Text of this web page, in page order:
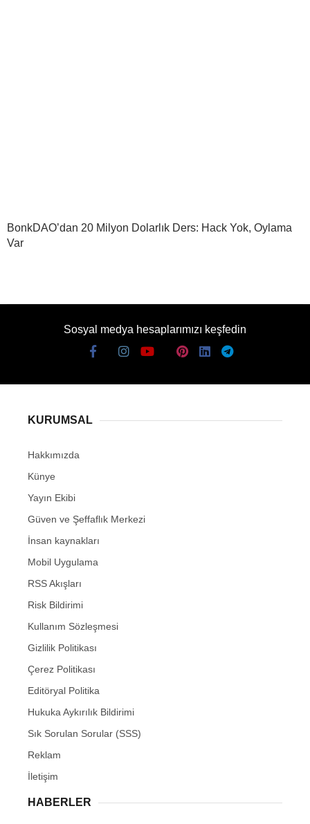
BonkDAO’dan 20 Milyon Dolarlık Ders: Hack Yok, Oylama
Var
Sosyal medya hesaplarımızı keşfedin
KURUMSAL
Hakkımızda
Künye
Yayın Ekibi
Güven ve Şeffaflık Merkezi
İnsan kaynakları
Mobil Uygulama
RSS Akışları
Risk Bildirimi
Kullanım Sözleşmesi
Gizlilik Politikası
Çerez Politikası
Editöryal Politika
Hukuka Aykırılık Bildirimi
Sık Sorulan Sorular (SSS)
Reklam
İletişim
HABERLER